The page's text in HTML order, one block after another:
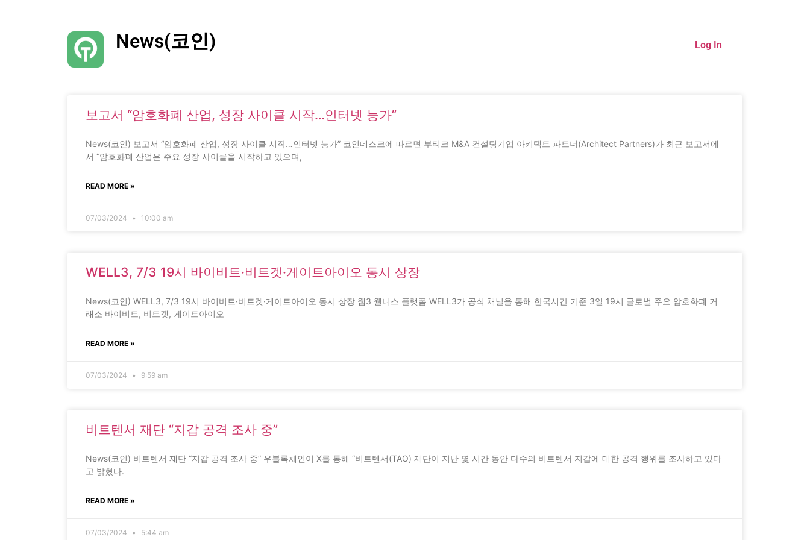
News(코인) Log In
보고서 “암호화폐 산업, 성장 사이클 시작…인터넷 능가”
News(코인) 보고서 “암호화폐 산업, 성장 사이클 시작…인터넷 능가” 코인데스크에 따르면 부티크 M&A 컨설팅기업 아키텍트 파트너(Architect Partners)가 최근 보고서에
서 “암호화폐 산업은 주요 성장 사이클을 시작하고 있으며,
READ MORE »
07/03/2024 10:00 am
WELL3, 7/3 19시 바이비트·비트겟·게이트아이오 동시 상장
News(코인) WELL3, 7/3 19시 바이비트·비트겟·게이트아이오 동시 상장 웹3 웰니스 플랫폼 WELL3가 공식 채널을 통해 한국시간 기준 3일 19시 글로벌 주요 암호화폐 거
래소 바이비트, 비트겟, 게이트아이오
READ MORE »
07/03/2024 9:59 am
비트텐서 재단 “지갑 공격 조사 중”
News(코인) 비트텐서 재단 “지갑 공격 조사 중” 우블록체인이 X를 통해 “비트텐서(TAO) 재단이 지난 몇 시간 동안 다수의 비트텐서 지갑에 대한 공격 행위를 조사하고 있다
고 밝혔다.
READ MORE »
07/03/2024 5:44 am